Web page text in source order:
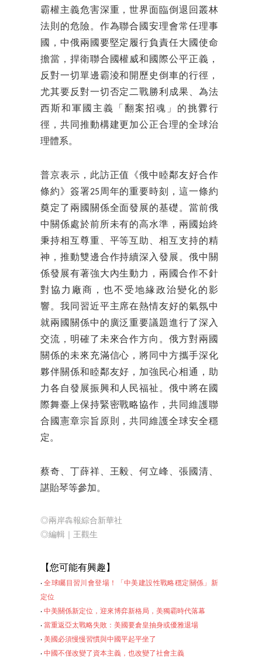
霸權主義危害深重，世界面臨倒退回叢林
法則的危險。作為聯合國安理會常任理事
國，中俄兩國要堅定履行負責任大國使命
擔當，捍衛聯合國權威和國際公平正義，
反對一切單邊霸淩和開歷史倒車的行徑，
尤其要反對一切否定二戰勝利成果、為法
西斯和軍國主義「翻案招魂」的挑釁行
徑，共同推動構建更加公正合理的全球治
理體系。
普京表示，此訪正值《俄中睦鄰友好合作
條約》簽署25周年的重要時刻，這一條約
奠定了兩國關係全面發展的基礎。當前俄
中關係處於前所未有的高水準，兩國始終
秉持相互尊重、平等互助、相互支持的精
神，推動雙邊合作持續深入發展。俄中關
係發展有著強大內生動力，兩國合作不針
對協力廠商，也不受地緣政治變化的影
響。我同習近平主席在熱情友好的氣氛中
就兩國關係中的廣泛重要議題進行了深入
交流，明確了未來合作方向。俄方對兩國
關係的未來充滿信心，將同中方攜手深化
夥伴關係和睦鄰友好，加強民心相通，助
力各自發展振興和人民福祉。俄中將在國
際舞臺上保持緊密戰略協作，共同維護聯
合國憲章宗旨原則，共同維護全球安全穩
定。
蔡奇、丁薛祥、王毅、何立峰、張國清、
諶貽琴等參加。
◎兩岸犇報綜合新華社
◎編輯｜
王觀生
【您可能有興趣】
‧全球矚目習川會登場！「中美建設性戰略穩定關係」新
定位
‧ 中美關係新定位，迎來博弈新格局，美獨霸時代落幕
‧ 當重返亞太戰略失敗：美國要倉皇抽身或優雅退場
‧ 美國必須慢慢習慣與中國平起平坐了
‧ 中國不僅改變了資本主義，也改變了社會主義